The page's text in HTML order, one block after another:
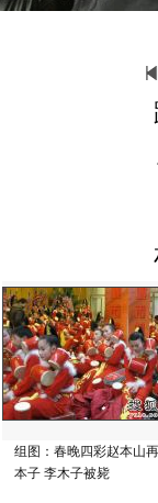
组图：春晚四彩赵本山
本子 李木子被毙